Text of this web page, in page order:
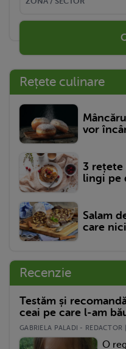
Rețete culinare
vor
3 rețete
lingi pe
Salam
care
Recenzie
Testăm și
ceai pe care l-am
GABRIELA PALADI -
O